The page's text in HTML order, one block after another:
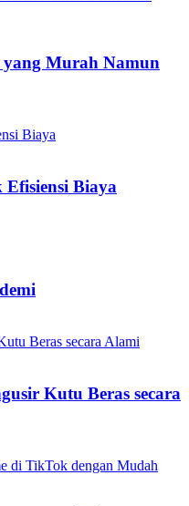
yang Murah Namun
Biaya
Kutu Beras secara